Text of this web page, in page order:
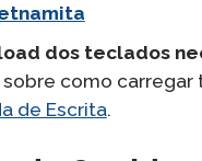
dos teclados
como
de Escrita.